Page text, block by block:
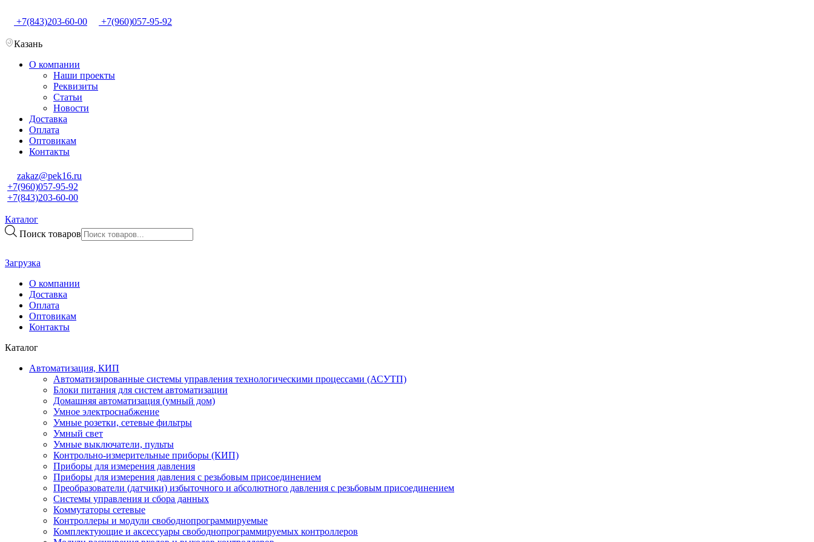
+7(843)203-60-00 +7(960)057-95-92
Казань
О компании
Наши проекты
Реквизиты
Статьи
Новости
Доставка
Оплата
Оптовикам
Контакты
zakaz@pek16.ru
+7(960)057-95-92
+7(843)203-60-00
Каталог
Поиск товаров
Загрузка
О компании
Доставка
Оплата
Оптовикам
Контакты
Каталог
Автоматизация, КИП
Автоматизированные системы управления технологическими процессами (АСУТП)
Блоки питания для систем автоматизации
Домашняя автоматизация (умный дом)
Умное электроснабжение
Умные розетки, сетевые фильтры
Умный свет
Умные выключатели, пульты
Контрольно-измерительные приборы (КИП)
Приборы для измерения давления
Приборы для измерения давления с резьбовым присоединением
Преобразователи (датчики) избыточного и абсолютного давления с резьбовым присоединением
Системы управления и сбора данных
Коммутаторы сетевые
Контроллеры и модули свободнопрограммируемые
Комплектующие и аксессуары свободнопрограммируемых контроллеров